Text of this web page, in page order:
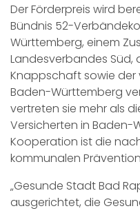
Der Förderpreis wird
Bündnis 52-
Württemberg, einem
Landesverbandes Süd,
Knappschaft sowie
Baden-Württemberg
vertreten sie mehr als
Versicherten in Baden-
Kooperation ist die
kommunalen
„Gesunde Stadt Bad
ausgerichtet, die